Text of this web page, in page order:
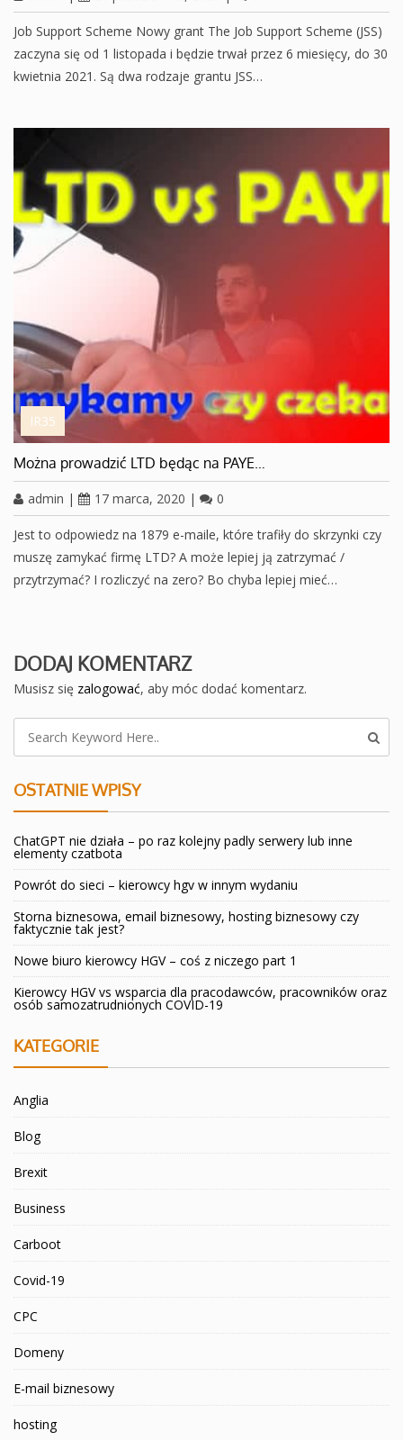
Job Support Scheme Nowy grant The Job Support Scheme (JSS)
zaczyna się od 1 listopada i będzie trwał przez 6 miesięcy, do 30
kwietnia 2021. Są dwa rodzaje grantu JSS…
IR35
Można prowadzić LTD będąc na PAYE…
admin | 17 marca, 2020 | 0
Jest to odpowiedz na 1879 e-maile, które trafiły do skrzynki czy
muszę zamykać firmę LTD? A może lepiej ją zatrzymać /
przytrzymać? I rozliczyć na zero? Bo chyba lepiej mieć…
DODAJ KOMENTARZ
Musisz się zalogować, aby móc dodać komentarz.
OSTATNIE WPISY
ChatGPT nie działa – po raz kolejny padly serwery lub inne
elementy czatbota
Powrót do sieci – kierowcy hgv w innym wydaniu
Storna biznesowa, email biznesowy, hosting biznesowy czy
faktycznie tak jest?
Nowe biuro kierowcy HGV – coś z niczego part 1
Kierowcy HGV vs wsparcia dla pracodawców, pracowników oraz
osób samozatrudnionych COVID-19
KATEGORIE
Anglia
Blog
Brexit
Business
Carboot
Covid-19
CPC
Domeny
E-mail biznesowy
hosting